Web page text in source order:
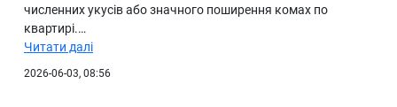
численних укусів або значного поширення комах по
квартирі.…
Читати далі
2026-06-03, 08:56